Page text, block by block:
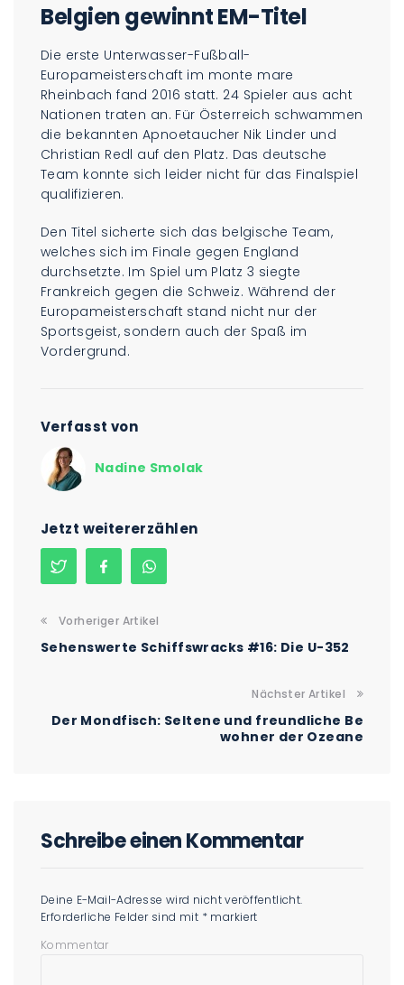
Belgien gewinnt EM-Titel
Die erste Unterwasser-Fußball-
Europameisterschaft im monte mare
Rheinbach fand 2016 statt. 24 Spieler aus acht
Nationen traten an. Für Österreich schwammen
die bekannten Apnoetaucher Nik Linder und
Christian Redl auf den Platz. Das deutsche
Team konnte sich leider nicht für das Finalspiel
qualifizieren.
Den Titel sicherte sich das belgische Team,
welches sich im Finale gegen England
durchsetzte. Im Spiel um Platz 3 siegte
Frankreich gegen die Schweiz. Während der
Europameisterschaft stand nicht nur der
Sportsgeist, sondern auch der Spaß im
Vordergrund.
Verfasst von
Nadine Smolak
Jetzt weitererzählen
Vorheriger Artikel
Sehenswerte Schiffswracks #16: Die U-352
Nächster Artikel
Der Mondfisch: Seltene und freundliche Be
wohner der Ozeane
Schreibe einen Kommentar
Deine E-Mail-Adresse wird nicht veröffentlicht.
Erforderliche Felder sind mit * markiert
Kommentar